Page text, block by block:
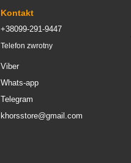
Kontakt
+38099-291-9447
Telefon zwrotny
Viber
Whats-app
Telegram
khorsstore@gmail.com